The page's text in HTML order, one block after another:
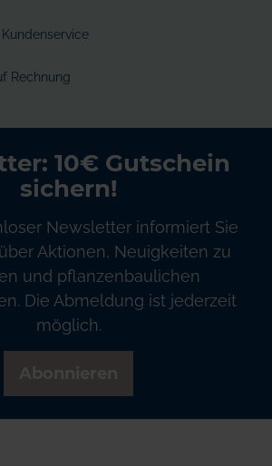
Rechnung
10€ Gutschein
sichern!
Newsletter informiert Sie
Aktionen, Neuigkeiten zu
und pflanzenbaulichen
Die Abmeldung ist jederzeit
möglich.